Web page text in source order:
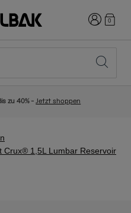
Anmelden
0
zu 40% -Jetzt shoppen
Crux® 1,5L Lumbar Reservoir